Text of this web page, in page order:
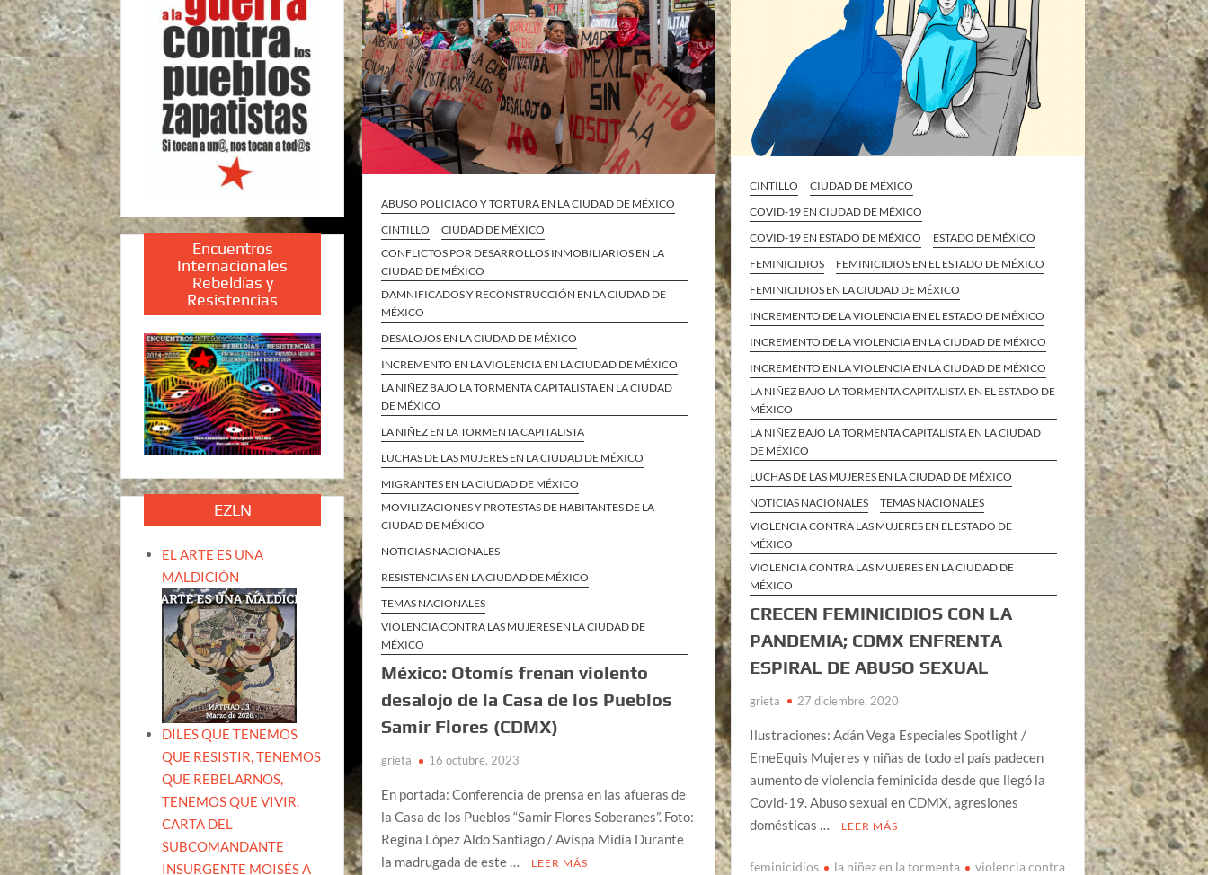
ABUSO POLICIACO Y TORTURA EN LA CIUDAD DE MÉXICO
CINTILLO
CIUDAD DE MÉXICO
CONFLICTOS POR DESARROLLOS INMOBILIARIOS EN LA
CIUDAD DE MÉXICO
DAMNIFICADOS Y RECONSTRUCCIÓN EN LA CIUDAD DE
MÉXICO
DESALOJOS EN LA CIUDAD DE MÉXICO
INCREMENTO EN LA VIOLENCIA EN LA CIUDAD DE MÉXICO
LA NIÑEZ BAJO LA TORMENTA CAPITALISTA EN LA CIUDAD
DE MÉXICO
LA NIÑEZ EN LA TORMENTA CAPITALISTA
LUCHAS DE LAS MUJERES EN LA CIUDAD DE MÉXICO
MIGRANTES EN LA CIUDAD DE MÉXICO
MOVILIZACIONES Y PROTESTAS DE HABITANTES DE LA
CIUDAD DE MÉXICO
NOTICIAS NACIONALES
RESISTENCIAS EN LA CIUDAD DE MÉXICO
TEMAS NACIONALES
VIOLENCIA CONTRA LAS MUJERES EN LA CIUDAD DE
MÉXICO
México: Otomís frenan violento
desalojo de la Casa de los Pueblos
Samir Flores (CDMX)
grieta 16 octubre, 2023
En portada: Conferencia de prensa en las afueras de
la Casa de los Pueblos “Samir Flores Soberanes”. Foto:
Regina López Aldo Santiago / Avispa Midia Durante
la madrugada de este …
LEER MÁS
CINTILLO
CIUDAD DE MÉXICO
COVID-19 EN CIUDAD DE MÉXICO
COVID-19 EN ESTADO DE MÉXICO
ESTADO DE MÉXICO
FEMINICIDIOS
FEMINICIDIOS EN EL ESTADO DE MÉXICO
FEMINICIDIOS EN LA CIUDAD DE MÉXICO
INCREMENTO DE LA VIOLENCIA EN EL ESTADO DE MÉXICO
INCREMENTO DE LA VIOLENCIA EN LA CIUDAD DE MÉXICO
INCREMENTO EN LA VIOLENCIA EN LA CIUDAD DE MÉXICO
LA NIÑEZ BAJO LA TORMENTA CAPITALISTA EN EL ESTADO DE
MÉXICO
LA NIÑEZ BAJO LA TORMENTA CAPITALISTA EN LA CIUDAD
DE MÉXICO
LUCHAS DE LAS MUJERES EN LA CIUDAD DE MÉXICO
NOTICIAS NACIONALES
TEMAS NACIONALES
VIOLENCIA CONTRA LAS MUJERES EN EL ESTADO DE
MÉXICO
VIOLENCIA CONTRA LAS MUJERES EN LA CIUDAD DE
MÉXICO
CRECEN FEMINICIDIOS CON LA
PANDEMIA; CDMX ENFRENTA
ESPIRAL DE ABUSO SEXUAL
grieta 27 diciembre, 2020
Ilustraciones: Adán Vega Especiales Spotlight /
EmeEquis Mujeres y niñas de todo el país padecen
aumento de violencia feminicida desde que llegó la
Covid-19. Abuso sexual en CDMX, agresiones
domésticas …
LEER MÁS
feminicidios la niñez en la tormenta
violencia contra
Encuentros
Internacionales
Rebeldías y
Resistencias
EZLN
EL ARTE ES UNA
MALDICIÓN
DILES QUE TENEMOS
QUE RESISTIR, TENEMOS
QUE REBELARNOS,
TENEMOS QUE VIVIR.
CARTA DEL
SUBCOMANDANTE
INSURGENTE MOISÉS A